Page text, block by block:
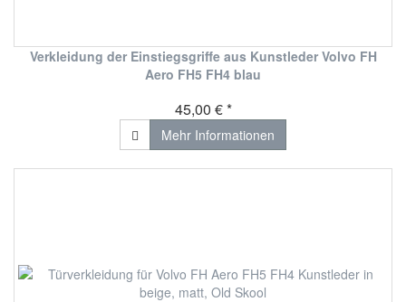
Verkleidung der Einstiegsgriffe aus Kunstleder Volvo FH
Aero FH5 FH4 blau
45,00 € *
Mehr Informationen